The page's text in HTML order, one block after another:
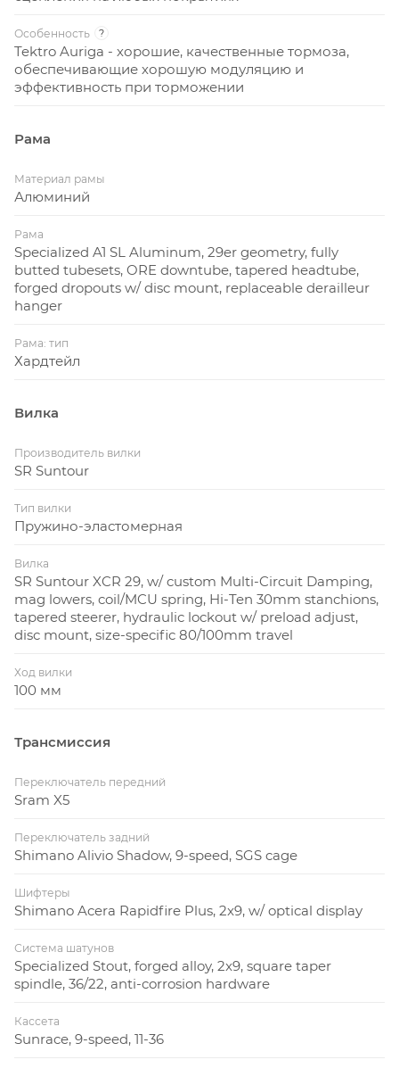
Особенность ?
Tektro Auriga - хорошие, качественные тормоза,
обеспечивающие хорошую модуляцию и
эффективность при торможении
Рама
Материал рамы
Алюминий
Рама
Specialized A1 SL Aluminum, 29er geometry, fully
butted tubesets, ORE downtube, tapered headtube,
forged dropouts w/ disc mount, replaceable derailleur
hanger
Рама: тип
Хардтейл
Вилка
Производитель вилки
SR Suntour
Тип вилки
Пружино-эластомерная
Вилка
SR Suntour XCR 29, w/ custom Multi-Circuit Damping,
mag lowers, coil/MCU spring, Hi-Ten 30mm stanchions,
tapered steerer, hydraulic lockout w/ preload adjust,
disc mount, size-specific 80/100mm travel
Ход вилки
100 мм
Трансмиссия
Переключатель передний
Sram X5
Переключатель задний
Shimano Alivio Shadow, 9-speed, SGS cage
Шифтеры
Shimano Acera Rapidfire Plus, 2x9, w/ optical display
Система шатунов
Specialized Stout, forged alloy, 2x9, square taper
spindle, 36/22, anti-corrosion hardware
Кассета
Sunrace, 9-speed, 11-36